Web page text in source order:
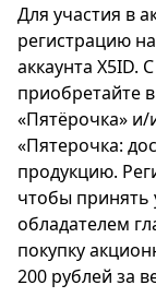
Для участия в
регистрацию
аккаунта X5ID.
приобретайте
«Пятёрочка»
«Пятерочка:
продукцию.
чтобы принять
обладателем
покупку
200 рублей за